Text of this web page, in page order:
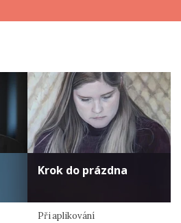
Krok do prázdna
Při aplikování